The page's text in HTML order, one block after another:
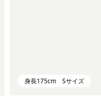
身長175cm Sサイズ